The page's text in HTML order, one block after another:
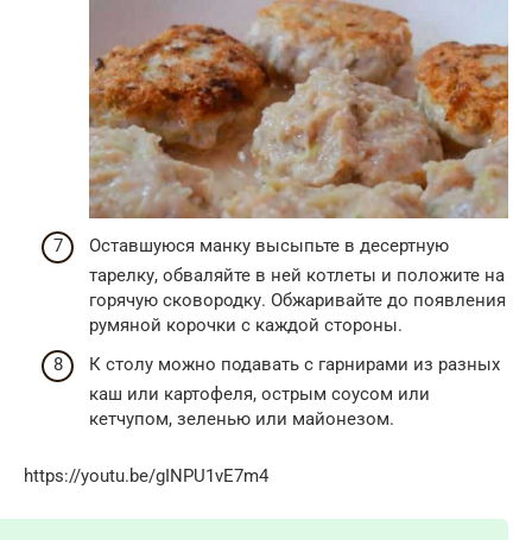
Оставшуюся манку высыпьте в десертную
тарелку, обваляйте в ней котлеты и положите на
горячую сковородку. Обжаривайте до появления
румяной корочки с каждой стороны.
К столу можно подавать с гарнирами из разных
каш или картофеля, острым соусом или
кетчупом, зеленью или майонезом.
https://youtu.be/gINPU1vE7m4